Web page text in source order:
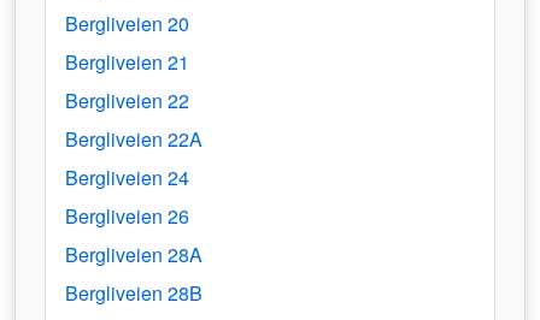
Bergliveien 20
Bergliveien 21
Bergliveien 22
Bergliveien 22A
Bergliveien 24
Bergliveien 26
Bergliveien 28A
Bergliveien 28B